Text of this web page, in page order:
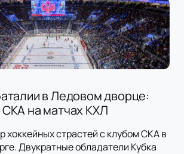
в Ледовом дворце:
на матчах КХЛ
хоккейных страстей с клубом СКА в
Двукратные обладатели Кубка